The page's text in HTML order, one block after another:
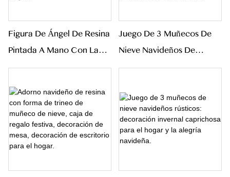
Figura De Ángel De Resina
Pintada A Mano Con La
Frase "Porque Nos Ha
Decoración Religiosa
Navideña Para El Hogar.
Juego De 3 Muñecos De
Nieve Navideños De
Resina Con Bufanda Y
"ALEGRÍA/AMOR/ESPER
A", Decoración De Mesa
Para Fiestas Navideñas En